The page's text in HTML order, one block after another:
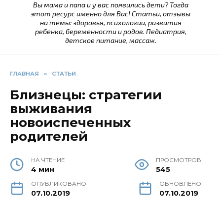
Вы мама и папа и у вас появились дети? Тогда
этот ресурс именно для Вас! Статьи, отзывы
на темы: здоровья, психологии, развития
ребенка, беременности и родов. Педиатрия,
детское питание, массаж.
ГЛАВНАЯ » СТАТЬИ
Близнецы: стратегии
выживания
новоиспеченных
родителей
НА ЧТЕНИЕ
4 мин
ПРОСМОТРОВ
545
ОПУБЛИКОВАНО
07.10.2019
ОБНОВЛЕНО
07.10.2019